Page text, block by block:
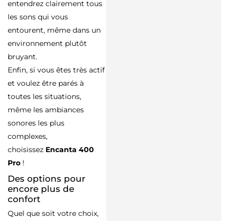
entendrez clairement tous
les sons qui vous
entourent, même dans un
environnement plutôt
bruyant.
Enfin, si vous êtes très actif
et voulez être parés à
toutes les situations,
même les ambiances
sonores les plus
complexes,
choisissez Encanta 400
Pro !
Des options pour
encore plus de
confort
Quel que soit votre choix,